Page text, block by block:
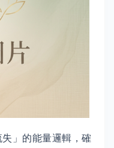
」的能量邏輯，確